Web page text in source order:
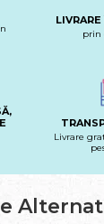
prin
Livrare